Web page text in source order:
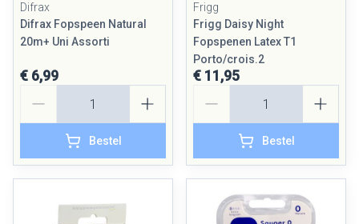
Difrax
Difrax Fopspeen Natural
20m+ Uni Assorti
€ 6,99
Bestel
Frigg
Frigg Daisy Night
Fopspenen Latex T1
Porto/crois.2
€ 11,95
Bestel